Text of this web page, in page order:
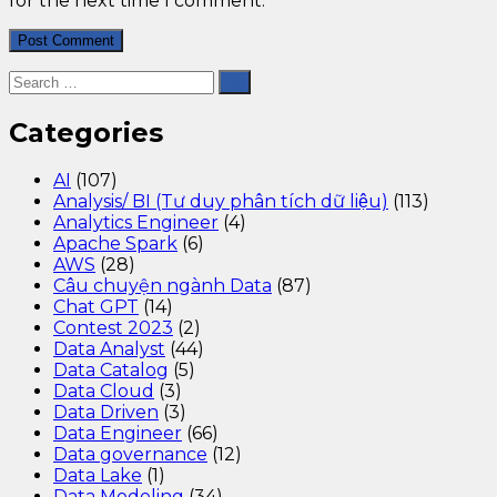
Categories
AI (107)
Analysis/ BI (Tư duy phân tích dữ liệu) (113)
Analytics Engineer (4)
Apache Spark (6)
AWS (28)
Câu chuyện ngành Data (87)
Chat GPT (14)
Contest 2023 (2)
Data Analyst (44)
Data Catalog (5)
Data Cloud (3)
Data Driven (3)
Data Engineer (66)
Data governance (12)
Data Lake (1)